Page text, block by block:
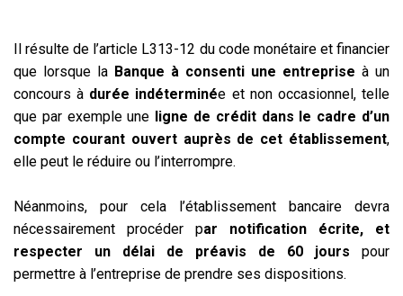
Il résulte de l’article L313-12 du code monétaire et financier
que lorsque la Banque à consenti une entreprise à un
concours à durée indéterminée et non occasionnel, telle
que par exemple une ligne de crédit dans le cadre d’un
compte courant ouvert auprès de cet établissement,
elle peut le réduire ou l’interrompre.
Néanmoins, pour cela l’établissement bancaire devra
nécessairement procéder par notification écrite, et
respecter un délai de préavis de 60 jours pour
permettre à l’entreprise de prendre ses dispositions.